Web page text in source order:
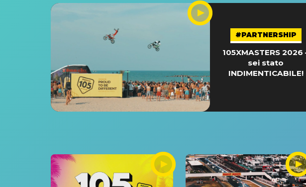
#PARTNERSHIP
105XMASTERS 2026
sei stato
INDIMENTICABILE!